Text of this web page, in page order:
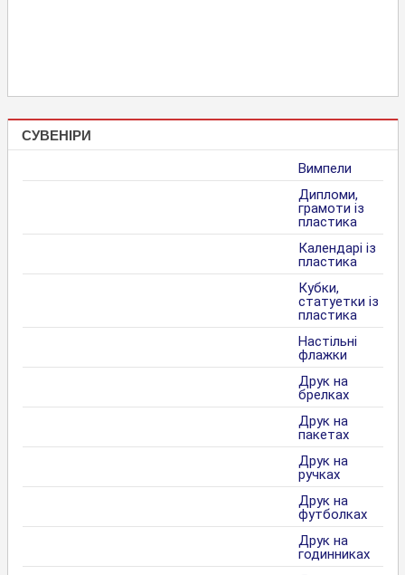
СУВЕНІРИ
Вимпели
Дипломи,
грамоти із
пластика
Календарі із
пластика
Кубки,
статуетки із
пластика
Настільні
флажки
Друк на
брелках
Друк на
пакетах
Друк на
ручках
Друк на
футболках
Друк на
годинниках